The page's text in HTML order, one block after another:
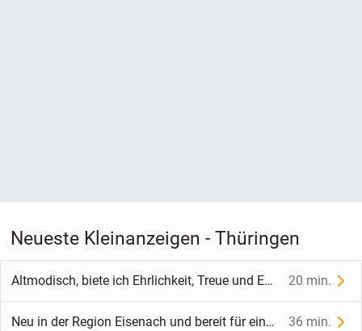
Neueste Kleinanzeigen - Thüringen
Altmodisch, biete ich Ehrlichkeit, Treue und Empathie 20 min.
Neu in der Region Eisenach und bereit für einen neuen Lebensabschnitt. 36 min.